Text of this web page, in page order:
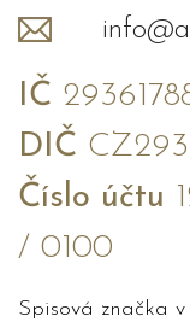
IČ
DIČ
Číslo účtu
/ 0100
Spisová značka